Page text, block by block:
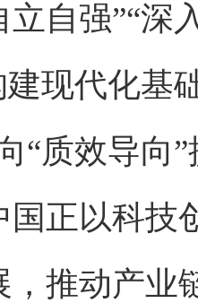
立自强”“深
建现代化基
“质效导向
以科技创
，推动产业